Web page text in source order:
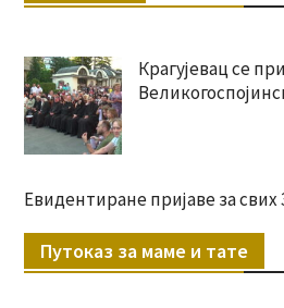
Крагујевац се
Евидентиране пријаве за свих
Путоказ за маме и тате